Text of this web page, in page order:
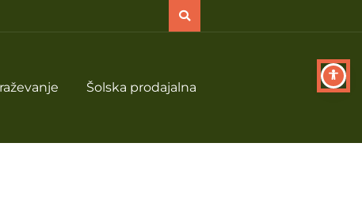
Šolska prodajalna